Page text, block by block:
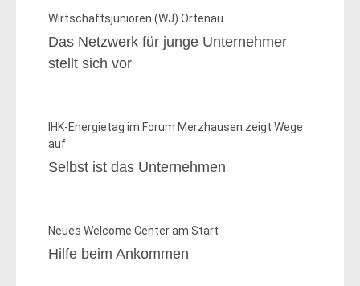
Wirtschaftsjunioren (WJ) Ortenau
Das Netzwerk für junge Unternehmer
stellt sich vor
IHK-Energietag im Forum Merzhausen zeigt Wege
auf
Selbst ist das Unternehmen
Neues Welcome Center am Start
Hilfe beim Ankommen